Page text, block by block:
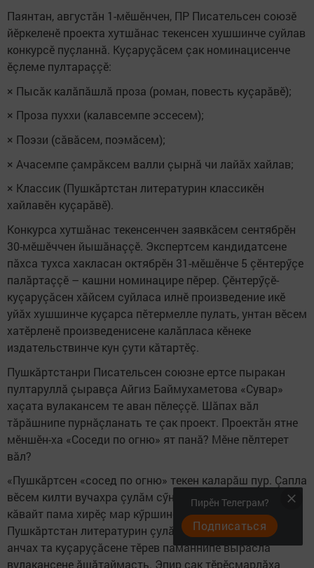
Паянтан, августăн 1-мӗшӗнчен, ПР Писательсен союзӗ
йӗркеленӗ проекта хутшăнас текенсен хушшинче суйлав
конкурсӗ пуçланнă. Куçаруçăсем çак номинацисенче
ӗçлеме пултараççӗ:
× Пысăк калăпăшлă проза (роман, повесть куçарăвӗ);
× Проза пуххи (калавсемпе эссесем);
× Поэзи (сăвăсем, поэмăсем);
× Ачасемпе çамрăксем валли çырнă чи лайăх хайлав;
× Классик (Пушкăртстан литературин классикӗн
хайлавӗн куçарăвӗ).
Конкурса хутшăнас текенсенчен заявкăсем сентябрӗн
30-мӗшӗччен йышăнаççӗ. Экспертсем кандидатсене
пăхса тухса хакласан октябрӗн 31-мӗшӗнче 5 çӗнтерӳçе
палăртаççӗ – кашни номинацире пӗрер. Çӗнтерӳçӗ-
куçаруçăсен хăйсем суйласа илнӗ произведение икӗ
уйăх хушшинче куçарса пӗтермелле пулать, унтан вӗсем
хатӗрленӗ произведенисене калăпласа кӗнеке
издательствинче кун çути кăтартӗç.
Пушкăртстанри Писательсен союзне ертсе пыракан
пултаруллă çыравçа Айгиз Баймухаметова «Сувар»
хаçата вулакансем те аван пӗлеççӗ. Шăпах вăл
тăрăшнипе пурнăçланать те çак проект. Проектăн ятне
мӗншӗн-ха «Соседи по огню» ят панă? Мӗне пӗлтерет
вăл?
«Пушкăртсен «сосед по огню» текен каларăш пур. Çапла
вӗсем килти вучахра çулăм сӳнсен хуть хăш вăхăтра та
кăвайт пама хирӗç мар кӳршине каланă. Паян
Пушкăртстан литературин çулăмӗ пур вăйран çунать,
анчах та куçаруçăсене тӗрев паманнипе вырăсла
вулакансене ăшăтаймасть. Эпир çак тӗрӗсмарлăха
Пирӗн Телеграм?
Подписаться